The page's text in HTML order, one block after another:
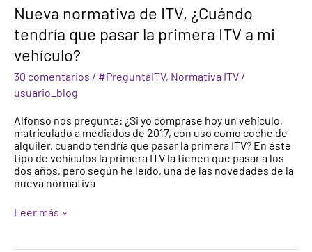
Nueva normativa de ITV, ¿Cuándo
tendría que pasar la primera ITV a mi
vehículo?
30 comentarios / #PreguntaITV, Normativa ITV /
usuario_blog
Alfonso nos pregunta: ¿Si yo comprase hoy un vehículo,
matriculado a mediados de 2017, con uso como coche de
alquiler, cuando tendría que pasar la primera ITV? En éste
tipo de vehículos la primera ITV la tienen que pasar a los
dos años, pero según he leído, una de las novedades de la
nueva normativa
Nueva
normativa
de
¿Cuándo
tendría
que
pasar
primera
ITV
a
mi
vehículo?
Leer más »